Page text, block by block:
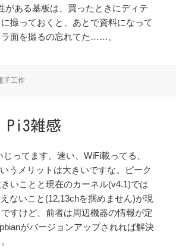
がある基板は、買ったときにディテ
撮っておくと、あとで資料になって
面を撮るの忘れてた……。
子工作
Pi3雑感
ってます。速い、WiFi載ってる、
うメリットは大きいですな。ピーク
いことと現在のカーネル(v4.1)では
ないこと(12,13chを掴めません)が現
すけど、前者は周辺機器の情報が定
がバージョンアップされれば解決